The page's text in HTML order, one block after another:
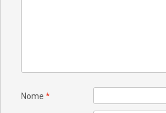
Nome *